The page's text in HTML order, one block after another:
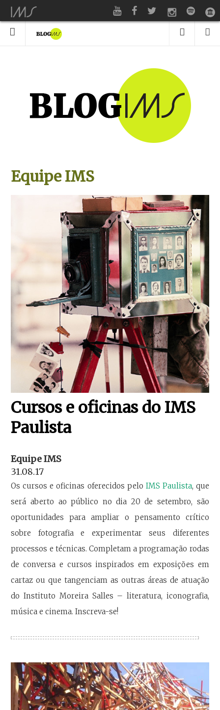
Equipe IMS
Cursos e oficinas do IMS
Paulista
Equipe IMS
31.08.17
Os cursos e oficinas oferecidos pelo IMS Paulista, que
será aberto ao público no dia 20 de setembro, são
oportunidades para ampliar o pensamento crítico
sobre fotografia e experimentar seus diferentes
processos e técnicas. Completam a programação rodas
de conversa e cursos inspirados em exposições em
cartaz ou que tangenciam as outras áreas de atuação
do Instituto Moreira Salles – literatura, iconografia,
música e cinema. Inscreva-se!